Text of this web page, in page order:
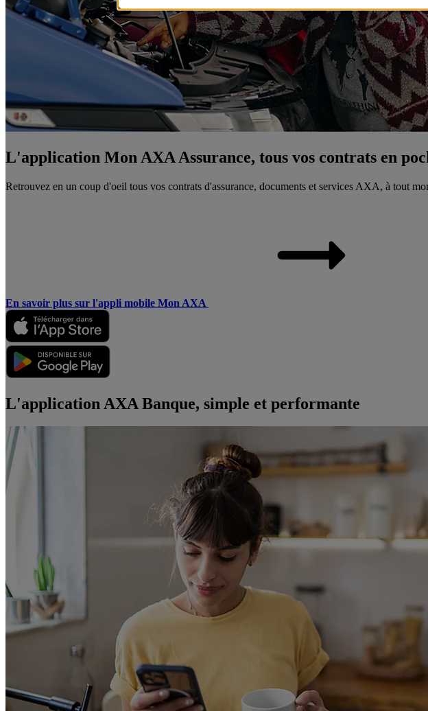
L'application Mon AXA Assurance, tous vos contrats en
Retrouvez en un coup d'oeil tous vos contrats d'assurance, documents et services AXA, à tout
En savoir plus sur l'appli mobile Mon AXA
L'application AXA Banque, simple et performante